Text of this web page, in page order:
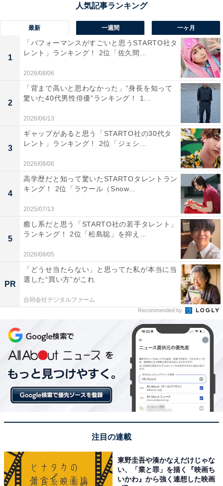
第1位：ちいかわ（228票）
この投稿をInstagramで見る
ちいかわ(@ngnchiikawa)がシェアした投稿
1位には、「ちいかわ」が選ばれました！ 真っ白な姿の
主人公。友達のハチワレやうさぎといつも一緒にいます
が、思ったことを伝えられない気弱な一面も。ですが、
時には勇気を振り絞って友達のために頑張る姿も見せて
最新 一週間 一ヶ月
1
「パフォーマンスがすごいと思うSTARTO社タ
レント」ランキング！ 2位「佐久間...
2026/08/06
2
「背まで高いと思わなかった」“身長を知って
驚いた40代男性俳優”ランキング！ 1...
2026/06/13
3
ギャップがあると思う「STARTO社の30代タ
レント」ランキング！ 2位「ジェシ...
2026/08/06
4
高学歴だと知って驚いたSTARTOタレントラン
キング！ 2位「ラウール（Snow...
2025/07/13
5
癒し系だと思う「STARTO社の若手タレント」
ランキング！ 2位「松島聡」を抑え...
2026/08/05
PR
「どうせ当たらない」と思ってた私が本当に当
選した“買い方”がこれ
合同会社デジタルファーム
Recommended by
注目の連載
東野圭吾や湊かなえだけじゃな
い、「業と罪」を描く『映画ち
いかわ』から強く連想した映画